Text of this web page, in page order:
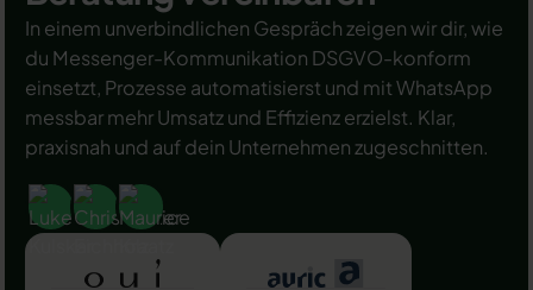
In einem unverbindlichen Gespräch zeigen wir dir, wie
du Messenger-Kommunikation DSGVO-konform
einsetzt, Prozesse automatisierst und mit WhatsApp
messbar mehr Umsatz und Effizienz erzielst. Klar,
praxisnah und auf dein Unternehmen zugeschnitten.